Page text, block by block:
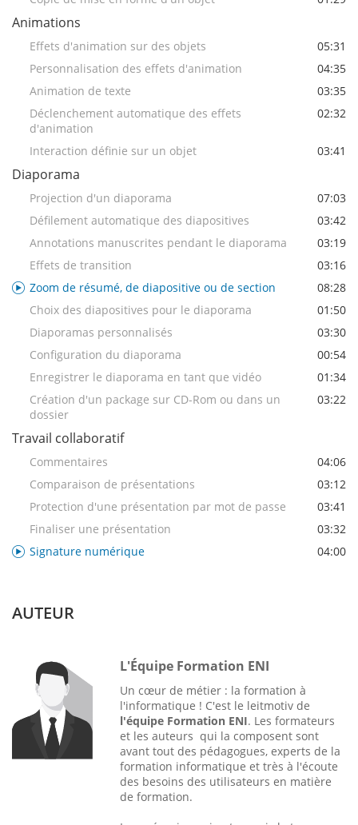
Animations
Effets d'animation sur des objets
05:31
Personnalisation des effets d'animation
04:35
Animation de texte
03:35
Déclenchement automatique des effets
d'animation
02:32
Interaction définie sur un objet 03:41
Diaporama
Projection d'un diaporama
07:03
Défilement automatique des diapositives
03:42
Annotations manuscrites pendant le diaporama
03:19
Effets de transition
03:16
Zoom de résumé, de diapositive ou de section
08:28
Choix des diapositives pour le diaporama
01:50
Diaporamas personnalisés
03:30
Configuration du diaporama
00:54
Enregistrer le diaporama en tant que vidéo
01:34
Création d'un package sur CD-Rom ou dans un
dossier
03:22
Travail collaboratif
Commentaires
04:06
Comparaison de présentations
03:12
Protection d'une présentation par mot de passe
03:41
Finaliser une présentation
03:32
Signature numérique
04:00
AUTEUR
L'Équipe Formation ENI
Un cœur de métier : la formation à
l'informatique ! C'est le leitmotiv de
l'équipe Formation ENI. Les formateurs
et les auteurs qui la composent sont
avant tout des pédagogues, experts de la
formation informatique et très à l'écoute
des besoins des utilisateurs en matière
de formation.